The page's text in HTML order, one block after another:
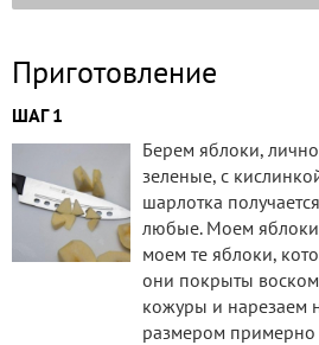
Приготовление
ШАГ 1
Берем яблоки,
зеленые, с
шарлотка
любые. Моем
моем те яблоки,
они покрыты
кожуры и нарезаем
размером примерно